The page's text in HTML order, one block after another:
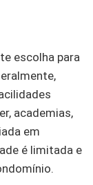
escolha para
academias,
em
é limitada e